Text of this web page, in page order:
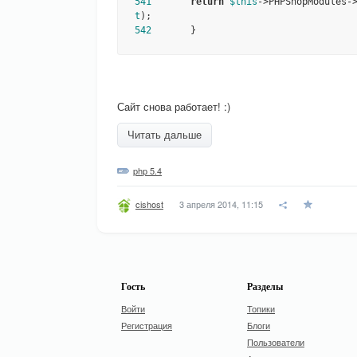
t
542
       }
Сайт снова работает! :)
Читать дальше
php 5.4
cishost 3 апреля 2014, 11:15
Гость
Войти
Регистрация
Разделы
Топики
Блоги
Пользователи